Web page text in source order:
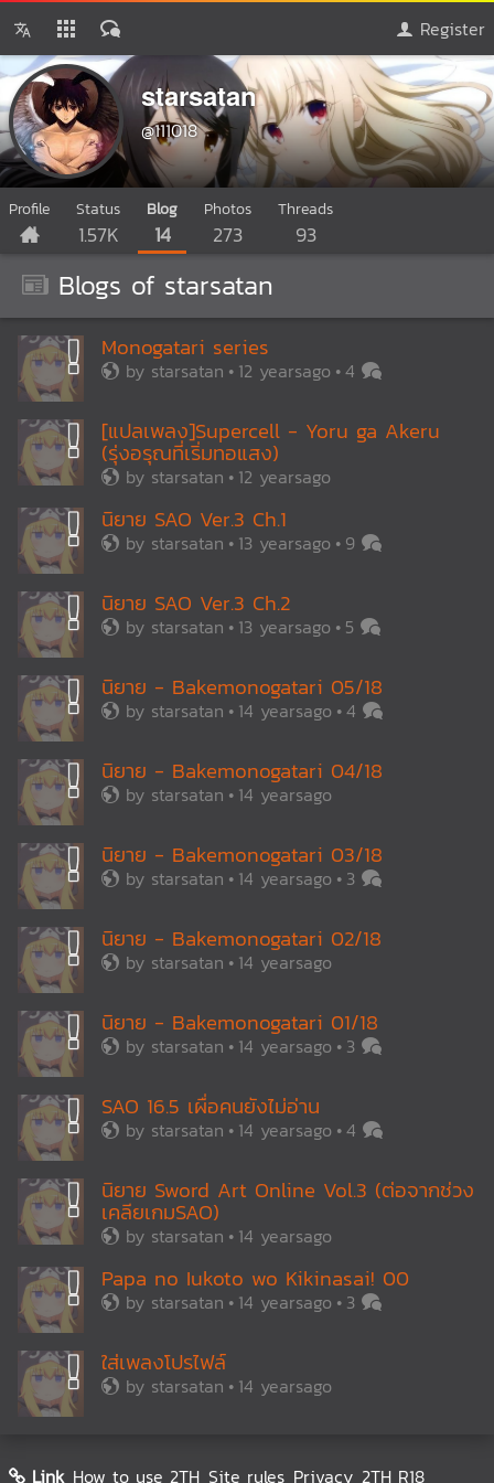
Register
starsatan
@111018
Profile Status
1.57K
Blog
14
Photos
273
Threads
93
Blogs of starsatan
Monogatari series
by starsatan 12 yearsago 4
[แปลเพลง]Supercell - Yoru ga Akeru
(รุ่งอรุณที่เริ่มทอแสง)
by starsatan 12 yearsago
นิยาย SAO Ver.3 Ch.1
by starsatan 13 yearsago 9
นิยาย SAO Ver.3 Ch.2
by starsatan 13 yearsago 5
นิยาย - Bakemonogatari 05/18
by starsatan 14 yearsago 4
นิยาย - Bakemonogatari 04/18
by starsatan 14 yearsago
นิยาย - Bakemonogatari 03/18
by starsatan 14 yearsago 3
นิยาย - Bakemonogatari 02/18
by starsatan 14 yearsago
นิยาย - Bakemonogatari 01/18
by starsatan 14 yearsago 3
SAO 16.5 เผื่อคนยังไม่อ่าน
by starsatan 14 yearsago 4
นิยาย Sword Art Online Vol.3 (ต่อจากช่วง
เคลียเกมSAO)
by starsatan 14 yearsago
Papa no Iukoto wo Kikinasai! 00
by starsatan 14 yearsago 3
ใส่เพลงโปรไฟล์
by starsatan 14 yearsago
Link How to use 2TH Site rules Privacy 2TH R18